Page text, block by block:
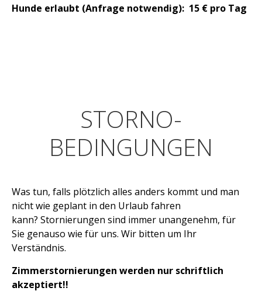
Hunde erlaubt (Anfrage notwendig): 15 € pro Tag
STORNO­
BEDINGUNGEN
Was tun, falls plötzlich alles anders kommt und man
nicht wie geplant in den Urlaub fahren
kann? Stornierungen sind immer unangenehm, für
Sie genauso wie für uns. Wir bitten um Ihr
Verständnis.
Zimmerstornierungen werden nur schriftlich
akzeptiert!!